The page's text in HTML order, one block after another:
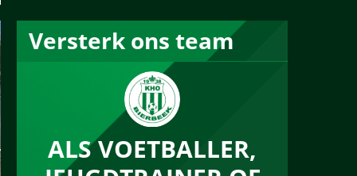
Versterk ons team
ALS VOETBALLER,